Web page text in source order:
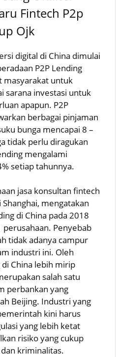
Fintech P2p
Ojk
digital di China dimulai
P2P Lending
masyarakat untuk
sarana investasi untuk
apapun. P2P
berbagai pinjaman
bunga mencapai 8 –
tidak perlu diragukan
mengalami
setiap tahunnya.
jasa konsultan fintech
mengatakan
di China pada 2018
Penyebab
tidak adanya campur
industri ini. Oleh
China lebih mirip
salah satu
perbankan yang
Beijing. Industri yang
kini harus
yang lebih ketat
risiko yang cukup
kriminalitas.